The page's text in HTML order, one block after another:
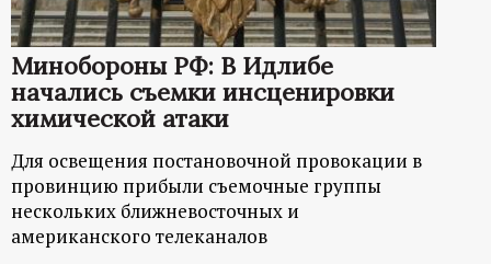
Минобороны РФ: В Идлибе
начались съемки инсценировки
химической атаки
Для освещения постановочной провокации в
провинцию прибыли съемочные группы
нескольких ближневосточных и
американского телеканалов